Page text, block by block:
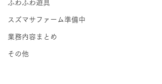
ふわふわ遊具
スズマサファーム準備中
業務内容まとめ
その他